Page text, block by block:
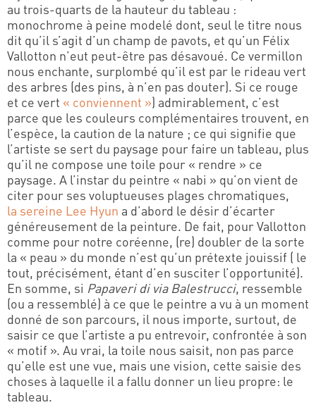
au trois-quarts de la hauteur du tableau :
monochrome à peine modelé dont, seul le titre nous
dit qu’il s’agit d’un champ de pavots, et qu’un Félix
Vallotton n’eut peut-être pas désavoué. Ce vermillon
nous enchante, surplombé qu’il est par le rideau vert
des arbres (des pins, à n’en pas douter). Si ce rouge
et ce vert « conviennent ») admirablement, c’est
parce que les couleurs complémentaires trouvent, en
l’espèce, la caution de la nature ; ce qui signifie que
l’artiste se sert du paysage pour faire un tableau, plus
qu’il ne compose une toile pour « rendre » ce
paysage. A l’instar du peintre « nabi » qu’on vient de
citer pour ses voluptueuses plages chromatiques,
la sereine Lee Hyun a d’abord le désir d’écarter
généreusement de la peinture. De fait, pour Vallotton
comme pour notre coréenne, (re) doubler de la sorte
la « peau » du monde n’est qu’un prétexte jouissif ( le
tout, précisément, étant d’en susciter l’opportunité).
En somme, si Papaveri di via Balestrucci, ressemble
(ou a ressemblé) à ce que le peintre a vu à un moment
donné de son parcours, il nous importe, surtout, de
saisir ce que l’artiste a pu entrevoir, confrontée à son
« motif ». Au vrai, la toile nous saisit, non pas parce
qu’elle est une vue, mais une vision, cette saisie des
choses à laquelle il a fallu donner un lieu propre: le
tableau.